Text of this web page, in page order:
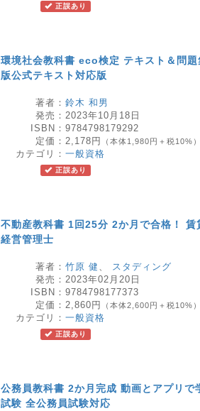
正誤あり
環境社会教科書 eco検定 テキスト＆問
版公式テキスト対応版
著者： 鈴木 和男
発売： 2023年10月18日
ISBN： 9784798179292
定価： 2,178円 （本体1,980円＋税10%）
カテゴリ： 一般資格
正誤あり
不動産教科書 1回25分 2か月で合格！ 賃
経営管理士
著者： 竹原 健 、 スタディング
発売： 2023年02月20日
ISBN： 9784798177373
定価： 2,860円 （本体2,600円＋税10%）
カテゴリ： 一般資格
正誤あり
公務員教科書 2か月完成 動画とアプリで
試験 全公務員試験対応